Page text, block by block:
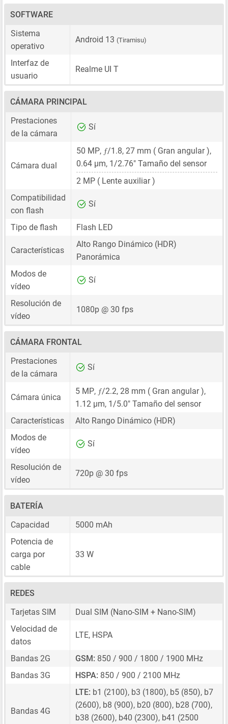
SOFTWARE
Sistema
operativo
Android 13 (Tiramisu)
Interfaz de
usuario
Realme UI T
CÁMARA PRINCIPAL
Prestaciones
de la cámara
Sí
Cámara dual
50 MP, ƒ/1.8, 27 mm ( Gran angular ),
0.64 μm, 1/2.76" Tamaño del sensor
2 MP ( Lente auxiliar )
Compatibilidad
con flash
Sí
Tipo de flash Flash LED
Características
Alto Rango Dinámico (HDR)
Panorámica
Modos de
vídeo
Sí
Resolución de
vídeo
1080p @ 30 fps
CÁMARA FRONTAL
Prestaciones
de la cámara
Sí
Cámara única
5 MP, ƒ/2.2, 28 mm ( Gran angular ),
1.12 μm, 1/5.0" Tamaño del sensor
Características
Alto Rango Dinámico (HDR)
Modos de
vídeo
Sí
Resolución de
vídeo
720p @ 30 fps
BATERÍA
Capacidad
5000 mAh
Potencia de
carga por
cable
33 W
REDES
Tarjetas SIM
Dual SIM (Nano-SIM + Nano-SIM)
Velocidad de
datos
LTE, HSPA
Bandas 2G GSM: 850 / 900 / 1800 / 1900 MHz
Bandas 3G
HSPA: 850 / 900 / 2100 MHz
Bandas 4G
LTE: b1 (2100), b3 (1800), b5 (850), b7
(2600), b8 (900), b20 (800), b28 (700),
b38 (2600), b40 (2300), b41 (2500